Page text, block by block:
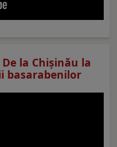
la Chișinău la
basarabenilor